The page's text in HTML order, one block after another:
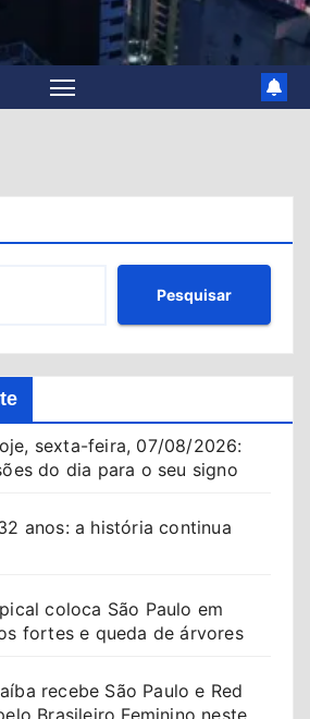
Pesquisar
sexta-feira, 07/08/2026:
do dia para o seu signo
anos: a história continua
coloca São Paulo em
fortes e queda de árvores
recebe São Paulo e Red